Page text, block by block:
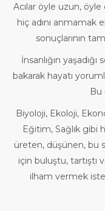
Acılar öyle uzun,
hiç adını anmamak
sonuçlarının
İnsanlığın yaşadığı
bakarak hayatı
Bu
Biyoloji, Ekoloji,
Eğitim, Sağlık gibi
üreten, düşünen, bu
için buluştu, tartıştı
ilham vermek